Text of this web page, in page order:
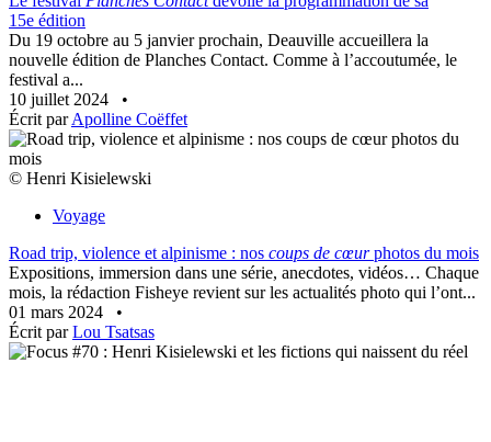
15e édition
Du 19 octobre au 5 janvier prochain, Deauville accueillera la
nouvelle édition de Planches Contact. Comme à l’accoutumée, le
festival a...
10 juillet 2024
•
Écrit parApolline Coëffet
© Henri Kisielewski
Voyage
Road trip, violence et alpinisme : nos coups de cœurphotos du mois
Expositions, immersion dans une série, anecdotes, vidéos… Chaque
mois, la rédaction Fisheye revient sur les actualités photo qui l’ont...
01 mars 2024
•
Écrit parLou Tsatsas